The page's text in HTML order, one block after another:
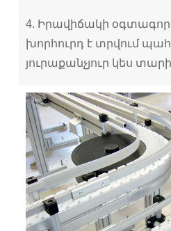
4. Իրավիճակի
խորհուրդ է տրվում
յուրաքանչյուր կես